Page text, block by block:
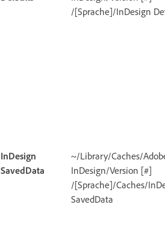
/[Sprache]/InDesign
InDesign
SavedData
~/Library/Caches/
InDesign/Version [#]
/[Sprache]/Caches/
SavedData